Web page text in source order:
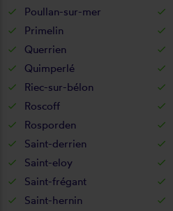
Poullan-sur-mer
Primelin
Querrien
Quimperlé
Riec-sur-bélon
Roscoff
Rosporden
Saint-derrien
Saint-eloy
Saint-frégant
Saint-hernin